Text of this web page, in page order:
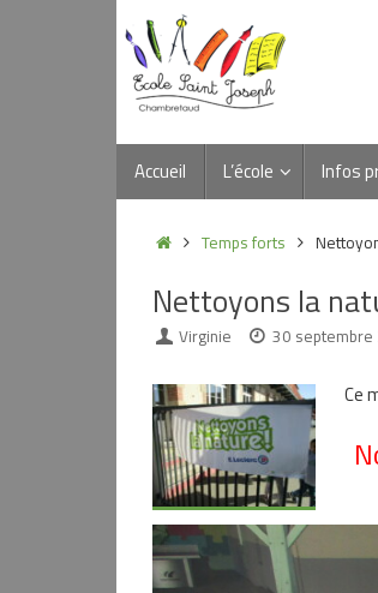
contenu
Accueil L’école Infos
AccueilTemps forts
Nettoyons la
Virginie 30 septembre
Ce